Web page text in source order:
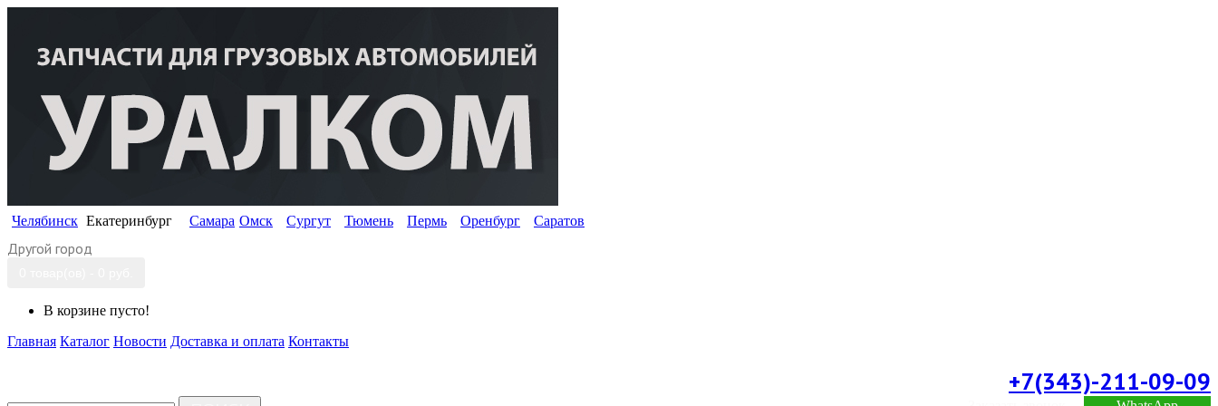
Челябинск Екатеринбург Самара Омск Сургут Тюмень Пермь Оренбург Саратов
Другой город
В корзине пусто!
Главная Каталог Новости Доставка и оплата Контакты
+7(343)-211-09-09